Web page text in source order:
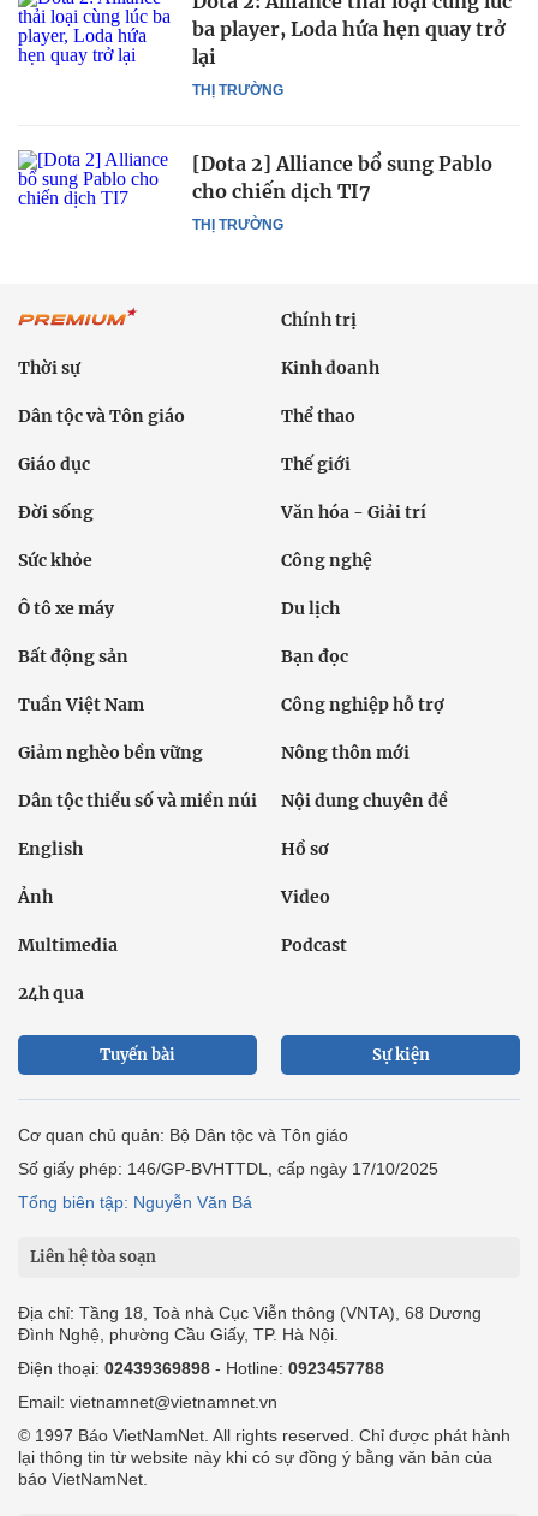
THỊ TRƯỜNG
ba player, Loda hứa hẹn quay trở
lại
THỊ TRƯỜNG
[Dota 2] Alliance bổ sung Pablo
cho chiến dịch TI7
Chính trị
Thời sự Kinh doanh
Dân tộc và Tôn giáo Thể thao
Giáo dục Thế giới
Đời sống Văn hóa - Giải trí
Sức khỏe Công nghệ
Ô tô xe máy Du lịch
Bất động sản Bạn đọc
Tuần Việt Nam Công nghiệp hỗ trợ
Giảm nghèo bền vững Nông thôn mới
Dân tộc thiểu số và miền núi Nội dung chuyên đề
English Hồ sơ
Ảnh Video
Multimedia Podcast
24h qua
Tuyến bài Sự kiện
Cơ quan chủ quản: Bộ Dân tộc và Tôn giáo
Số giấy phép: 146/GP-BVHTTDL, cấp ngày 17/10/2025
Tổng biên tập: Nguyễn Văn Bá
Liên hệ tòa soạn
Địa chỉ: Tầng 18, Toà nhà Cục Viễn thông (VNTA), 68 Dương
Đình Nghệ, phường Cầu Giấy, TP. Hà Nội.
Điện thoại: 02439369898 - Hotline: 0923457788
Email: vietnamnet@vietnamnet.vn
© 1997 Báo VietNamNet. All rights reserved. Chỉ được phát hành
lại thông tin từ website này khi có sự đồng ý bằng văn bản của
báo VietNamNet.